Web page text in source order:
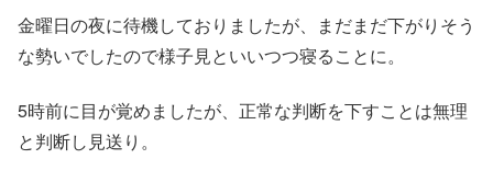
金曜日の夜に待機しておりましたが、まだまだ下がりそう
な勢いでしたので様子見といいつつ寝ることに。
5時前に目が覚めましたが、正常な判断を下すことは無理
と判断し見送り。